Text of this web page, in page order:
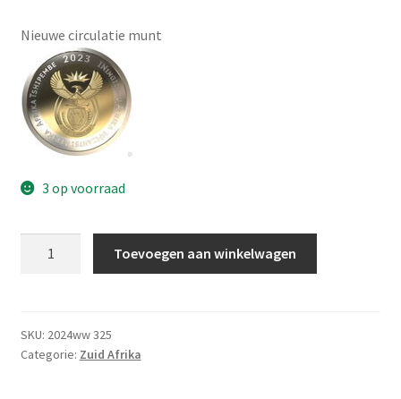
Nieuwe circulatie munt
3 op voorraad
2023
UNC
Toevoegen aan winkelwagen
SKU: 2024ww 325
Categorie: Zuid Afrika